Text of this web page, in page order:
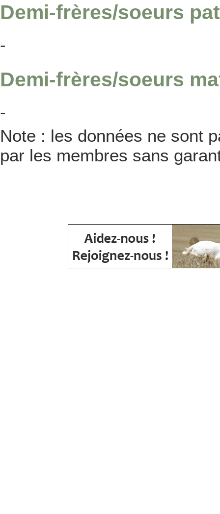
Demi-frères/soeurs
-
Demi-frères/soeurs
-
Note : les données ne sont
par les membres sans